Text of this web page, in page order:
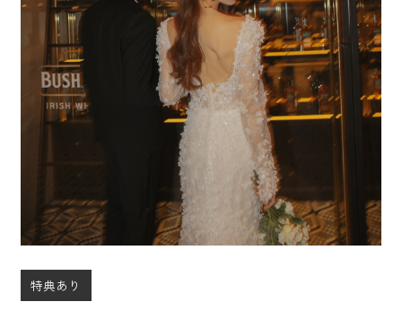
特典あり